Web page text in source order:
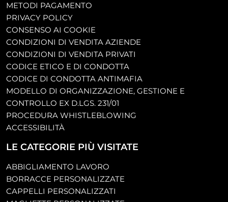
METODI PAGAMENTO
PRIVACY POLICY
CONSENSO AI COOKIE
CONDIZIONI DI VENDITA AZIENDE
CONDIZIONI DI VENDITA PRIVATI
CODICE ETICO E DI CONDOTTA
CODICE DI CONDOTTA ANTIMAFIA
MODELLO DI ORGANIZZAZIONE, GESTIONE E
CONTROLLO EX D.LGS. 231/01
PROCEDURA WHISTLEBLOWING
ACCESSIBILITÀ
LE CATEGORIE PIÙ VISITATE
ABBIGLIAMENTO LAVORO
BORRACCE PERSONALIZZATE
CAPPELLI PERSONALIZZATI